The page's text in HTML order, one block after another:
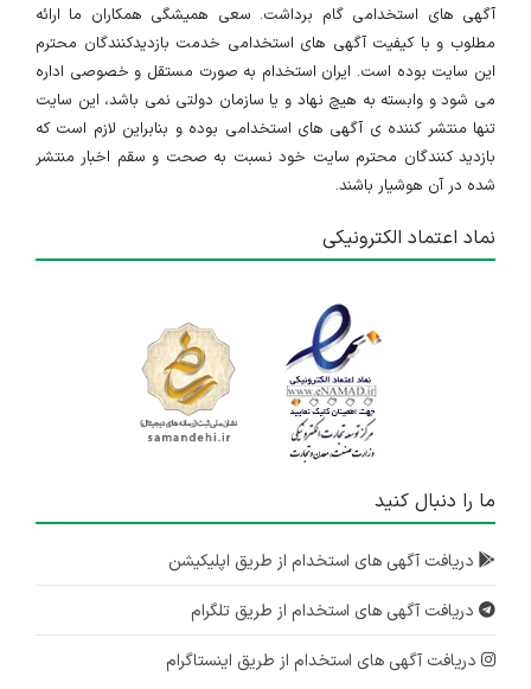
آگهی های استخدامی گام برداشت. سعی همیشگی همکاران ما ارائه
مطلوب و با کیفیت آگهی های استخدامی خدمت بازدیدکنندگان محترم
این سایت بوده است. ایران استخدام به صورت مستقل و خصوصی اداره
می شود و وابسته به هیچ نهاد و یا سازمان دولتی نمی باشد، این سایت
تنها منتشر کننده ی آگهی های استخدامی بوده و بنابراین لازم است که
بازدید کنندگان محترم سایت خود نسبت به صحت و سقم اخبار منتشر
شده در آن هوشیار باشند.
نماد اعتماد الکترونیکی
ما را دنبال کنید
دریافت آگهی های استخدام از طریق اپلیکیشن
دریافت آگهی های استخدام از طریق تلگرام
دریافت آگهی های استخدام از طریق اینستاگرام